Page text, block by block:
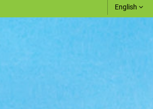
English